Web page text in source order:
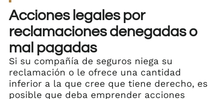
Acciones legales por
reclamaciones denegadas o
mal pagadas
Si su compañía de seguros niega su
reclamación o le ofrece una cantidad
inferior a la que cree que tiene derecho, es
posible que deba emprender acciones